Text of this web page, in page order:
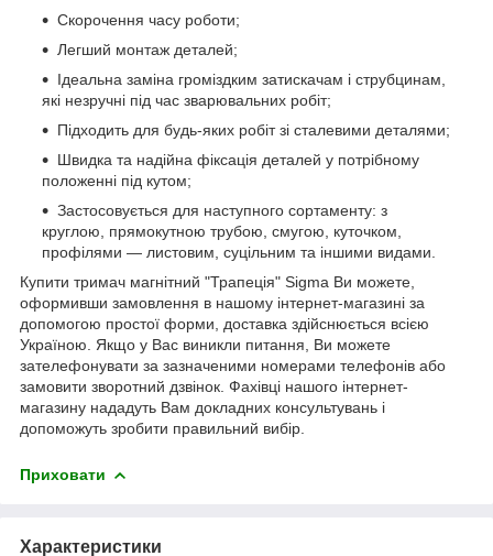
Скорочення часу роботи;
Легший монтаж деталей;
Ідеальна заміна громіздким затискачам і струбцинам,
які незручні під час зварювальних робіт;
Підходить для будь-яких робіт зі сталевими деталями;
Швидка та надійна фіксація деталей у потрібному
положенні під кутом;
Застосовується для наступного сортаменту: з
круглою, прямокутною трубою, смугою, куточком,
профілями — листовим, суцільним та іншими видами.
Купити тримач магнітний "Трапеція" Sigma Ви можете,
оформивши замовлення в нашому інтернет-магазині за
допомогою простої форми, доставка здійснюється всією
Україною. Якщо у Вас виникли питання, Ви можете
зателефонувати за зазначеними номерами телефонів або
замовити зворотний дзвінок. Фахівці нашого інтернет-
магазину нададуть Вам докладних консультувань і
допоможуть зробити правильний вибір.
Приховати
Характеристики